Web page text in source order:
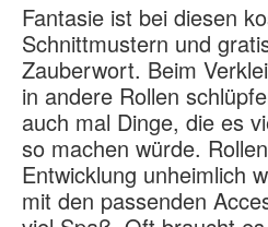
Fantasie ist bei diesen
Schnittmustern und
Zauberwort. Beim
in andere Rollen
auch mal Dinge, die es
so machen würde.
Entwicklung unheimlich
mit den passenden